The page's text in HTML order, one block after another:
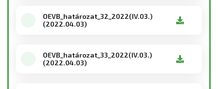
OEVB_határozat_32_2022(IV.03.)
(2022.04.03)
OEVB_határozat_33_2022(IV.03.)
(2022.04.03)